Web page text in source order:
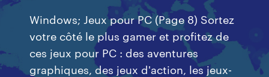
Windows; Jeux pour PC (Page 8) Sortez
votre côté le plus gamer et profitez de
ces jeux pour PC : des aventures
graphiques, des jeux d'action, les jeux-